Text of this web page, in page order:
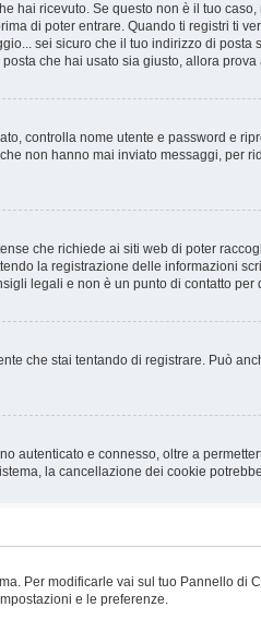
hai ricevuto. Se questo non è il tuo
di poter entrare. Quando ti registri ti
sei sicuro che il tuo indirizzo di posta
che hai usato sia giusto, allora
controlla nome utente e password e
non hanno mai inviato messaggi, per
che richiede ai siti web di poter
la registrazione delle informazioni
legali e non è un punto di contatto
che stai tentando di registrare. Può
autenticato e connesso, oltre a
la cancellazione dei cookie
Per modificarle vai sul tuo Pannello di
e le preferenze.